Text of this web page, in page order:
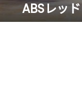
ABSレッド